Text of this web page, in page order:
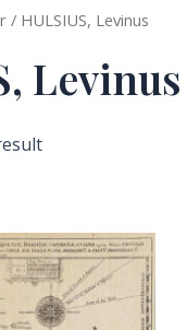
HULSIUS, Levinus
Levinus